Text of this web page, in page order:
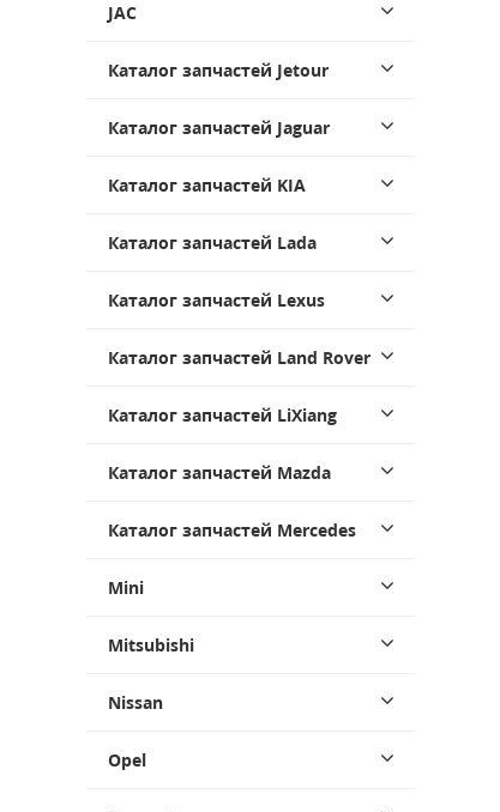
JAC
Каталог запчастей Jetour
Каталог запчастей Jaguar
Каталог запчастей KIA
Каталог запчастей Lada
Каталог запчастей Lexus
Каталог запчастей Land Rover
Каталог запчастей LiXiang
Каталог запчастей Mazda
Каталог запчастей Mercedes
Mini
Mitsubishi
Nissan
Opel